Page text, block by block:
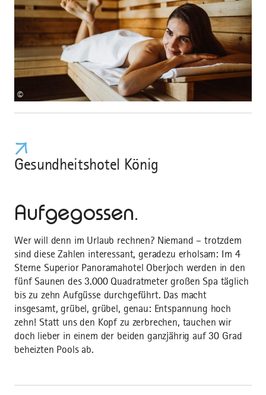
©
Gesundheitshotel König
Aufgegossen.
Wer will denn im Urlaub rechnen? Niemand – trotzdem
sind diese Zahlen interessant, geradezu erholsam: Im 4
Sterne Superior Panoramahotel Oberjoch werden in den
fünf Saunen des 3.000 Quadratmeter großen Spa täglich
bis zu zehn Aufgüsse durchgeführt. Das macht
insgesamt, grübel, grübel, genau: Entspannung hoch
zehn! Statt uns den Kopf zu zerbrechen, tauchen wir
doch lieber in einem der beiden ganzjährig auf 30 Grad
beheizten Pools ab.